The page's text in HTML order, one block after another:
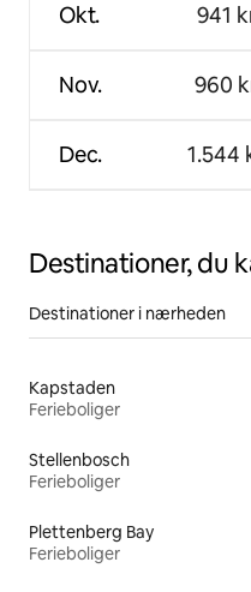
Okt.
Nov.
Dec.
941
960
1.544
Destinationer, du
Destinationer i nærheden
Kapstaden
Ferieboliger
Stellenbosch
Ferieboliger
Plettenberg Bay
Ferieboliger